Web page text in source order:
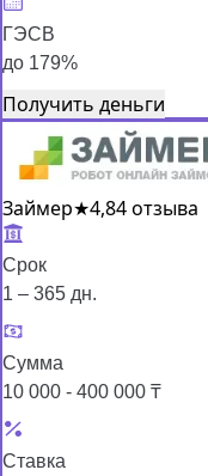
ГЭСВ
до 179%
Получить деньги
Займер★4,84 отзыва
Срок
1 – 365 дн.
Сумма
10 000 - 400 000 ₸
Ставка